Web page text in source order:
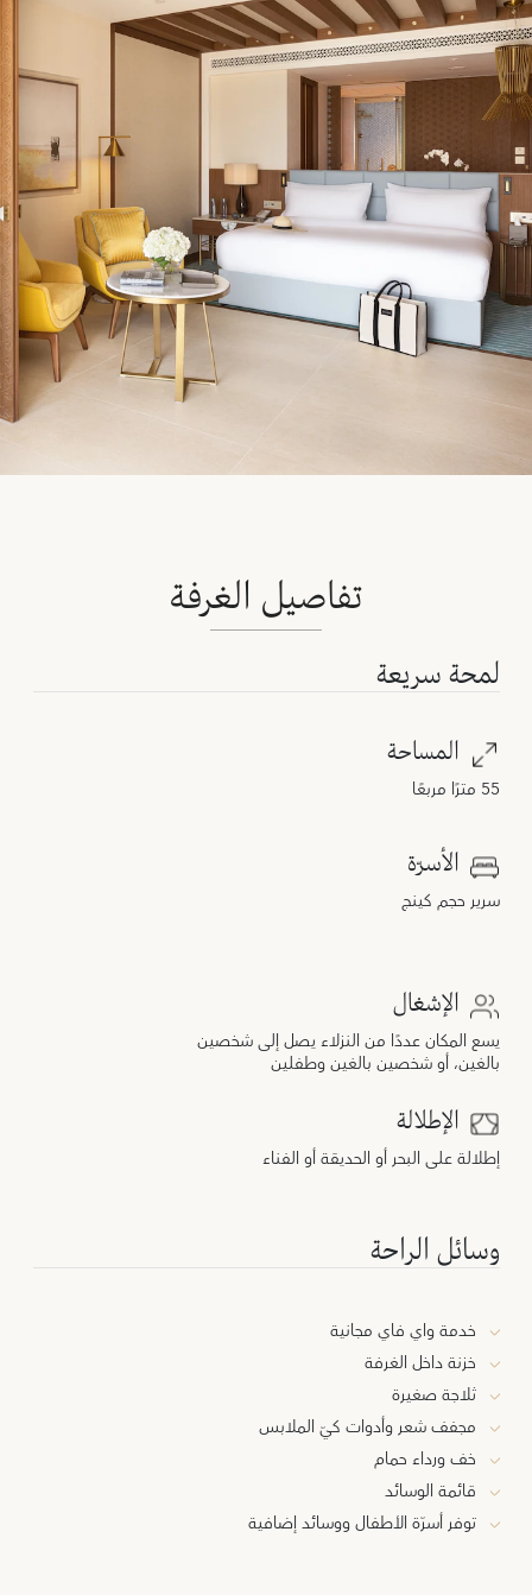
تفاصيل الغرفة
لمحة سريعة
المساحة
55 مترًا مربعًا
الأسرّة
سرير حجم كينج
الإشغال
يسع المكان عددًا من النزلاء يصل إلى شخصين
بالغين، أو شخصين بالغين وطفلين
الإطلالة
إطلالة على البحر أو الحديقة أو الفناء
وسائل الراحة
خدمة واي فاي مجانية
خزنة داخل الغرفة
ثلاجة صغيرة
مجفف شعر وأدوات كيّ الملابس
خف ورداء حمام
قائمة الوسائد
توفر أسرّة الأطفال ووسائد إضافية